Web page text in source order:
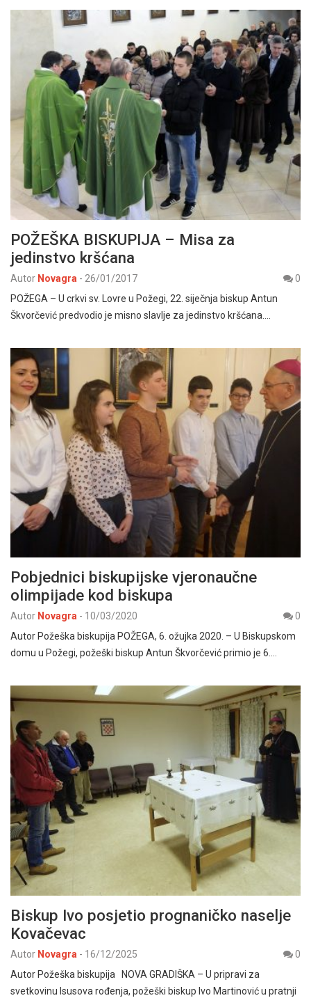
POŽEŠKA BISKUPIJA – Misa za
jedinstvo kršćana
Autor Novagra - 26/01/2017
0
POŽEGA – U crkvi sv. Lovre u Požegi, 22. siječnja biskup Antun
Škvorčević predvodio je misno slavlje za jedinstvo kršćana.…
Pobjednici biskupijske vjeronaučne
olimpijade kod biskupa
Autor Novagra - 10/03/2020
0
Autor Požeška biskupija POŽEGA, 6. ožujka 2020. – U Biskupskom
domu u Požegi, požeški biskup Antun Škvorčević primio je 6.…
Biskup Ivo posjetio prognaničko naselje
Kovačevac
Autor Novagra - 16/12/2025
0
Autor Požeška biskupija NOVA GRADIŠKA – U pripravi za
svetkovinu Isusova rođenja, požeški biskup Ivo Martinović u pratnji